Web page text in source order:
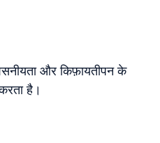
और किफ़ायतीपन के
है।